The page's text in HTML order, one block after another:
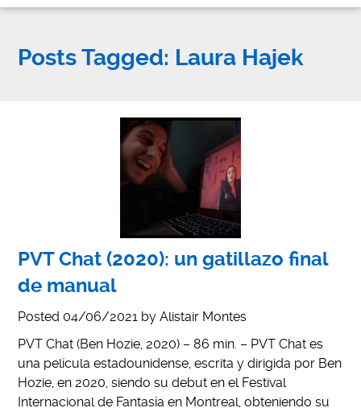
Posts Tagged: Laura Hajek
PVT Chat (2020): un gatillazo final
de manual
Posted 04/06/2021 byAlistair Montes
PVT Chat (Ben Hozie, 2020) – 86 min. – PVT Chat es
una película estadounidense, escrita y dirigida por Ben
Hozie, en 2020, siendo su debut en el Festival
Internacional de Fantasía en Montreal, obteniendo su